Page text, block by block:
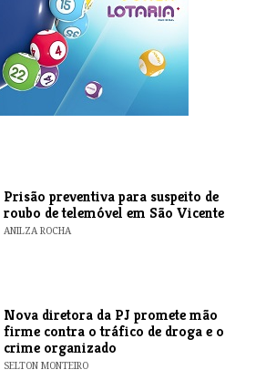
Prisão preventiva para suspeito de
roubo de telemóvel em São Vicente
ANILZA ROCHA
Nova diretora da PJ promete mão
firme contra o tráfico de droga e o
crime organizado
SELTON MONTEIRO